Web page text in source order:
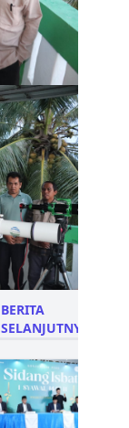
BERITA
SELANJUTNYA